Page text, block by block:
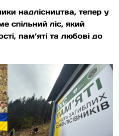
надлісництва, тепер у
спільний ліс, який
пам’яті та любові до